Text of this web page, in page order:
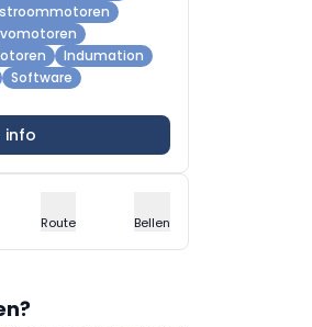
Indumation
Software
info
Route Bellen